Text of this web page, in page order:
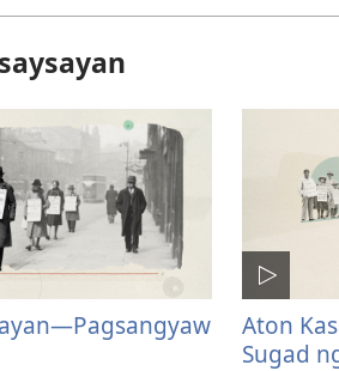
Aton
Sugad